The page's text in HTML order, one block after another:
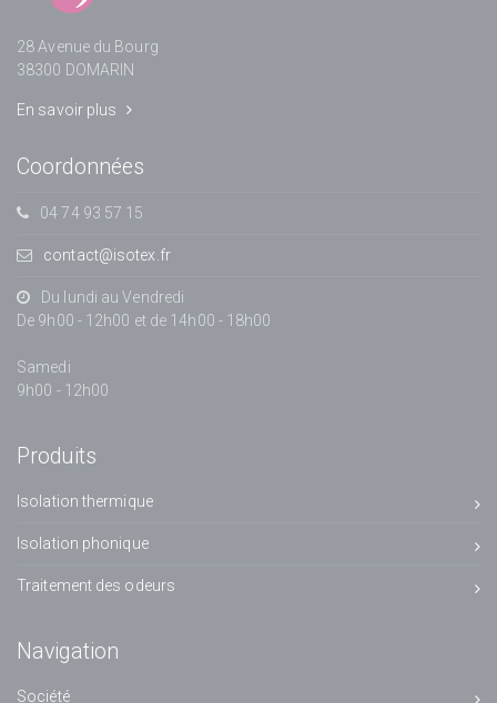
28 Avenue du Bourg
38300 DOMARIN
En savoir plus
Coordonnées
04 74 93 57 15
contact@isotex.fr
Du lundi au Vendredi
De 9h00 - 12h00 et de 14h00 - 18h00
Samedi
9h00 - 12h00
Produits
Isolation thermique
Isolation phonique
Traitement des odeurs
Navigation
Société